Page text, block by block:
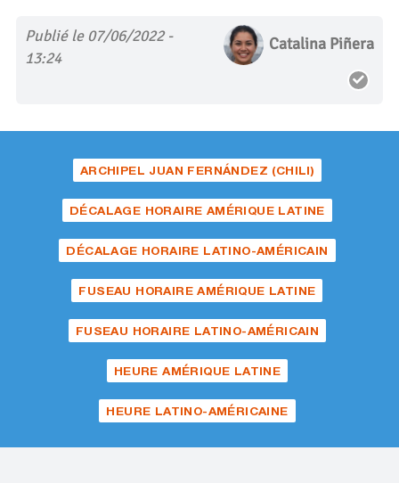
Publié le 07/06/2022 -
13:24
Catalina Piñera
ARCHIPEL JUAN FERNÁNDEZ (CHILI)
DÉCALAGE HORAIRE AMÉRIQUE LATINE
DÉCALAGE HORAIRE LATINO-AMÉRICAIN
FUSEAU HORAIRE AMÉRIQUE LATINE
FUSEAU HORAIRE LATINO-AMÉRICAIN
HEURE AMÉRIQUE LATINE
HEURE LATINO-AMÉRICAINE